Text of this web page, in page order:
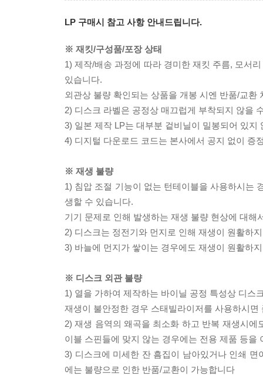
LP 구매시 참고 사항 안내드립니다.
※ 재킷/구성품/포장 상태
1) 제작/배송 과정에 따라 경미한 재킷 주름, 모서
있습니다.
외관상 불량 확인되는 상품을 개봉 시엔 반품/교환
2) 디스크 라벨은 공정상 매끄럽게 부착되지 않을
3) 일본 제작 LP는 대부분 겉비닐이 밀봉되어 있지
4) 디지털 다운로드 코드는 본사에서 공지 없이 증
※ 재생 불량
1) 침압 조절 기능이 없는 턴테이블을 사용하시는
생할 수 있습니다.
기기 문제로 인해 발생하는 재생 불량 현상에 대
2) 디스크는 정전기와 먼지로 인해 재생이 원활하
3) 바늘에 먼지가 쌓이는 경우에도 재생이 원활하
※ 디스크 외관 불량
1) 열을 가하여 제작하는 바이닐 공정 특성상 디스
재생이 불안정한 경우 스태빌라이저를 사용하시
2) 재생 음역의 왜곡을 최소화 하고 반복 재생시
이블 스핀들에 맞지 않는 경우에는 전용 제품 등
3) 디스크에 미세한 잔 흠집이 남아있거나 인쇄
에는 불량으로 인한 반품/교환이 가능합니다